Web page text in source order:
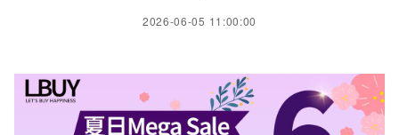
2026-06-05 11:00:00